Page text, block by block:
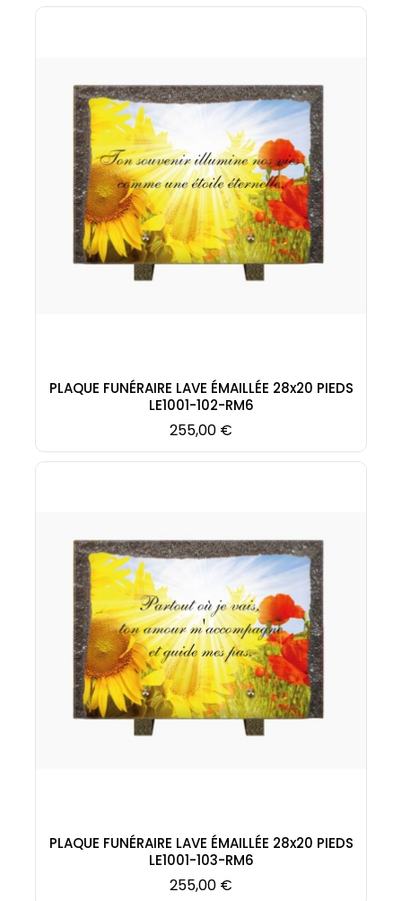
PLAQUE FUNÉRAIRE LAVE ÉMAILLÉE 28x20 PIEDS
LE1001-102-RM6
Prix
255,00 €
PLAQUE FUNÉRAIRE LAVE ÉMAILLÉE 28x20 PIEDS
LE1001-103-RM6
Prix
255,00 €